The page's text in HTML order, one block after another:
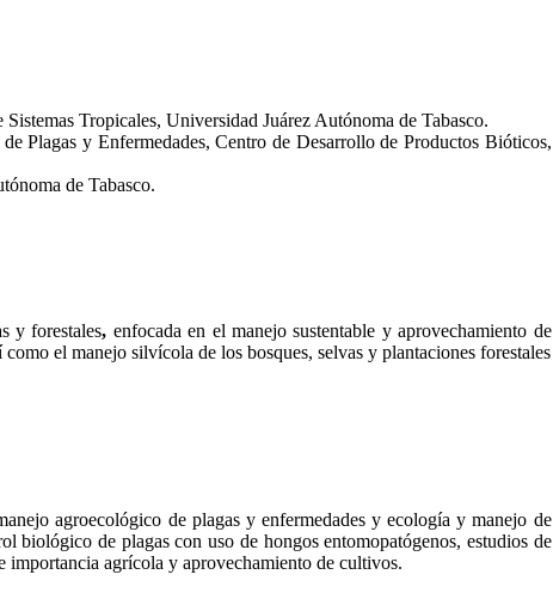
Tropicales, Universidad Juárez Autónoma de Tabasco.
Plagas y Enfermedades, Centro de Desarrollo de Productos Bióticos,
de Tabasco.
y forestales, enfocada en el manejo sustentable y aprovechamiento de
el manejo silvícola de los bosques, selvas y plantaciones forestales
agroecológico de plagas y enfermedades y ecología y manejo de
biológico de plagas con uso de hongos entomopatógenos, estudios de
agrícola y aprovechamiento de cultivos.